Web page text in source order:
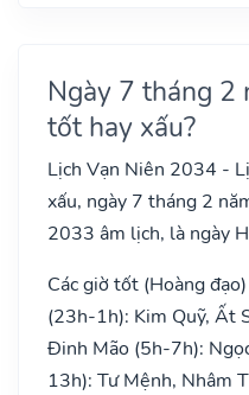
Ngày 7 tháng 2
tốt hay xấu?
Lịch Vạn Niên 2034 -
xấu, ngày 7 tháng 2
2033 âm lịch, là ngày
Các giờ tốt (Hoàng
(23h-1h): Kim Quỹ, Ất
Đinh Mão (5h-7h):
13h): Tư Mệnh, Nhâm